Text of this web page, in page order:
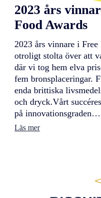
2023 års
Food Awards
2023 års vinnare i
otroligt stolta över att
där vi tog hem elva
fem bronsplaceringar.
enda brittiska
och dryck.Vårt
på innovationsgraden…
Läs mer: